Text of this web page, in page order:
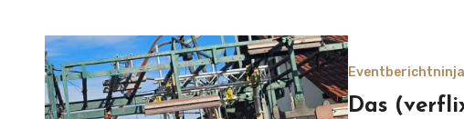
Eventberichtninja
Das